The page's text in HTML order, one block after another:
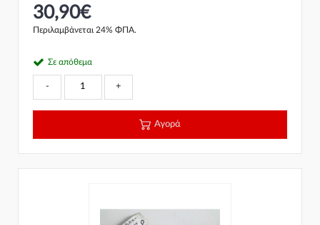
30,90€
Περιλαμβάνεται 24% ΦΠΑ.
Σε απόθεμα
- +
Αγορά